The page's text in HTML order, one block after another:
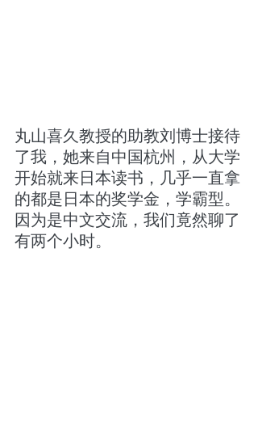
丸山喜久教授的助教刘博士接待
了我，她来自中国杭州，从大学
开始就来日本读书，几乎一直拿
的都是日本的奖学金，学霸型。
因为是中文交流，我们竟然聊了
有两个小时。